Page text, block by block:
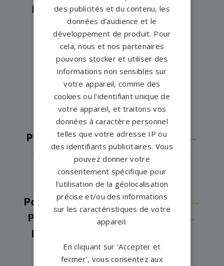
Pompes funèbres -Eaubonne→
Pompes funèbres -ECOUEN→
Pompes funèbres -
Éragny→
Pompes funèbres -Eragny-sur-
Oise→
Pompes funèbres -Ermont→
Pompes funèbres - Ézanville→
Pompes funèbres -Fosses→
Pompes funèbres -Franconville→
Pompes funèbres -
Garges-lès-
Gonesse→
Pompes funèbres -GONESSE→
Pompes funèbres - Goussainville→
Pompes funèbres -
L'Isle-Adam→
Pompes funèbres - Magny-en-
des publicités et du contenu, les
données d’audience et le
développement de produit. Pour
cela, nous et nos partenaires
pouvons stocker et utiliser des
informations non sensibles sur
votre appareil, comme des
cookies ou l'identifiant unique de
votre appareil, et traitons vos
données à caractère personnel
telles que votre adresse IP ou
des identifiants publicitaires. Vous
pouvez donner votre
consentement spécifique pour
l’utilisation de la géolocalisation
précise et/ou des informations
sur les caractéristiques de votre
appareil.
En cliquant sur 'Accepter et
fermer', vous consentez aux